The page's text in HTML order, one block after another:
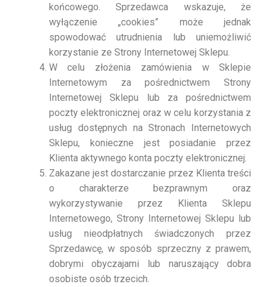
końcowego. Sprzedawca wskazuje, że
wyłączenie „cookies” może jednak
spowodować utrudnienia lub uniemożliwić
korzystanie ze Strony Internetowej Sklepu.
W celu złożenia zamówienia w Sklepie
Internetowym za pośrednictwem Strony
Internetowej Sklepu lub za pośrednictwem
poczty elektronicznej oraz w celu korzystania z
usług dostępnych na Stronach Internetowych
Sklepu, konieczne jest posiadanie przez
Klienta aktywnego konta poczty elektronicznej.
Zakazane jest dostarczanie przez Klienta treści
o charakterze bezprawnym oraz
wykorzystywanie przez Klienta Sklepu
Internetowego, Strony Internetowej Sklepu lub
usług nieodpłatnych świadczonych przez
Sprzedawcę, w sposób sprzeczny z prawem,
dobrymi obyczajami lub naruszający dobra
osobiste osób trzecich.